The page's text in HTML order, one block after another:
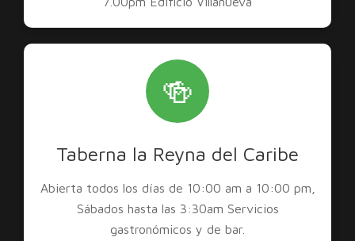
🍻
Taberna la Reyna del Caribe
Abierta todos los días de 10:00 am a 10:00 pm,
Sábados hasta las 3:30am Servicios
gastronómicos y de bar.